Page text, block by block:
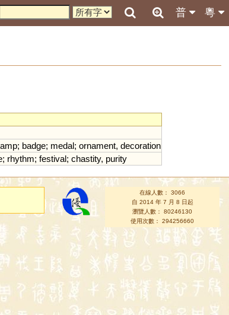
粵
普
; badge; medal; ornament, decoration
; rhythm; festival; chastity, purity
在線人數： 3066
自 2014 年 7 月 8 日起
瀏覽人數： 80246130
使用次數： 294256660